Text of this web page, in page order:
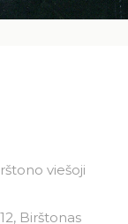
viešoji
Birštonas